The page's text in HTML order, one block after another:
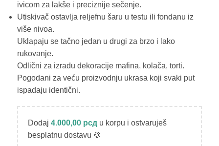
ivicom za lakše i preciznije sečenje.
Utiskivač ostavlja reljefnu šaru u testu ili fondanu iz
više nivoa.
Uklapaju se tačno jedan u drugi za brzo i lako
rukovanje.
Odlični za izradu dekoracije mafina, kolača, torti.
Pogodani za veću proizvodnju ukrasa koji svaki put
ispadaju identični.
Dodaj 4.000,00 рсд u korpu i ostvaruješ
besplatnu dostavu 🍪